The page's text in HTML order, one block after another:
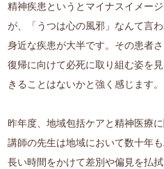
精神疾患というとマイナスイメー
が、「うつは心の風邪」なんて言
身近な疾患が大半です。その患者
復帰に向けて必死に取り組む姿を
きることはないかと強く感じます。
昨年度、地域包括ケアと精神医療
講師の先生は地域において数十年
長い時間をかけて差別や偏見を払